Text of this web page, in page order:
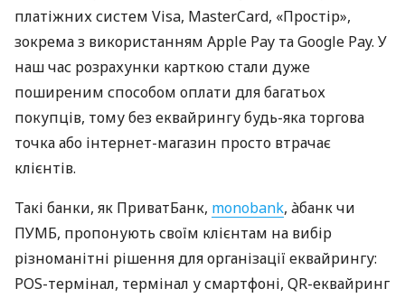
платіжних систем Visa, MasterCard, «Простір»,
зокрема з використанням Apple Pay та Google Pay. У
наш час розрахунки карткою стали дуже
поширеним способом оплати для багатьох
покупців, тому без еквайрингу будь-яка торгова
точка або інтернет-магазин просто втрачає
клієнтів.
Такі банки, як ПриватБанк, monobank, àбанк чи
ПУМБ, пропонують своїм клієнтам на вибір
різноманітні рішення для організації еквайрингу:
POS-термінал, термінал у смартфоні, QR-еквайринг